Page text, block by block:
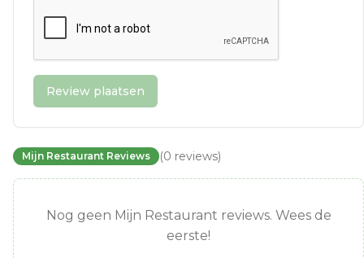
Review plaatsen
Mijn Restaurant Reviews (0 reviews)
Nog geen Mijn Restaurant reviews. Wees de
eerste!